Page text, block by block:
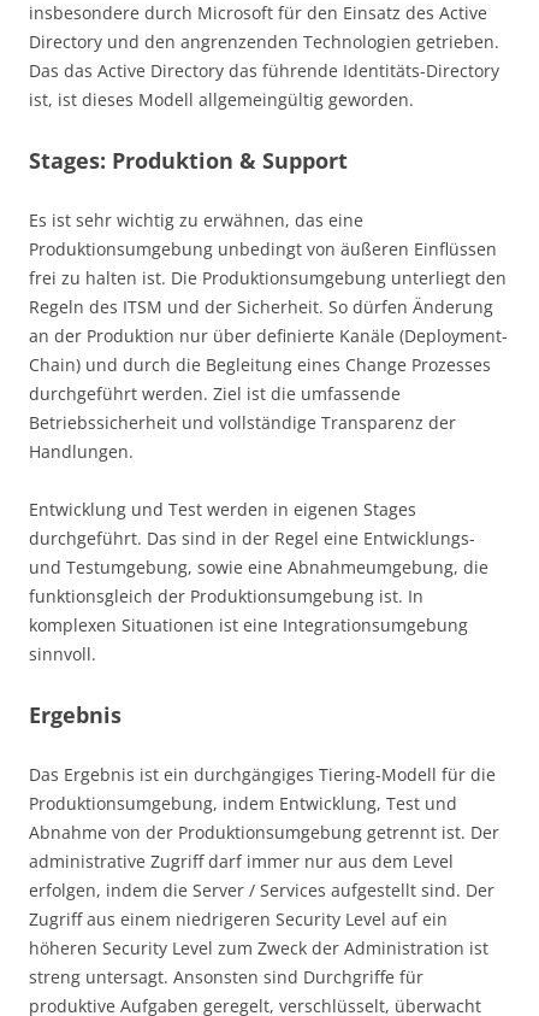
insbesondere durch Microsoft für den Einsatz des Active
Directory und den angrenzenden Technologien getrieben.
Das das Active Directory das führende Identitäts-Directory
ist, ist dieses Modell allgemeingültig geworden.
Stages: Produktion & Support
Es ist sehr wichtig zu erwähnen, das eine
Produktionsumgebung unbedingt von äußeren Einflüssen
frei zu halten ist. Die Produktionsumgebung unterliegt den
Regeln des ITSM und der Sicherheit. So dürfen Änderung
an der Produktion nur über definierte Kanäle (Deployment-
Chain) und durch die Begleitung eines Change Prozesses
durchgeführt werden. Ziel ist die umfassende
Betriebssicherheit und vollständige Transparenz der
Handlungen.
Entwicklung und Test werden in eigenen Stages
durchgeführt. Das sind in der Regel eine Entwicklungs-
und Testumgebung, sowie eine Abnahmeumgebung, die
funktionsgleich der Produktionsumgebung ist. In
komplexen Situationen ist eine Integrationsumgebung
sinnvoll.
Ergebnis
Das Ergebnis ist ein durchgängiges Tiering-Modell für die
Produktionsumgebung, indem Entwicklung, Test und
Abnahme von der Produktionsumgebung getrennt ist. Der
administrative Zugriff darf immer nur aus dem Level
erfolgen, indem die Server / Services aufgestellt sind. Der
Zugriff aus einem niedrigeren Security Level auf ein
höheren Security Level zum Zweck der Administration ist
streng untersagt. Ansonsten sind Durchgriffe für
produktive Aufgaben geregelt, verschlüsselt, überwacht